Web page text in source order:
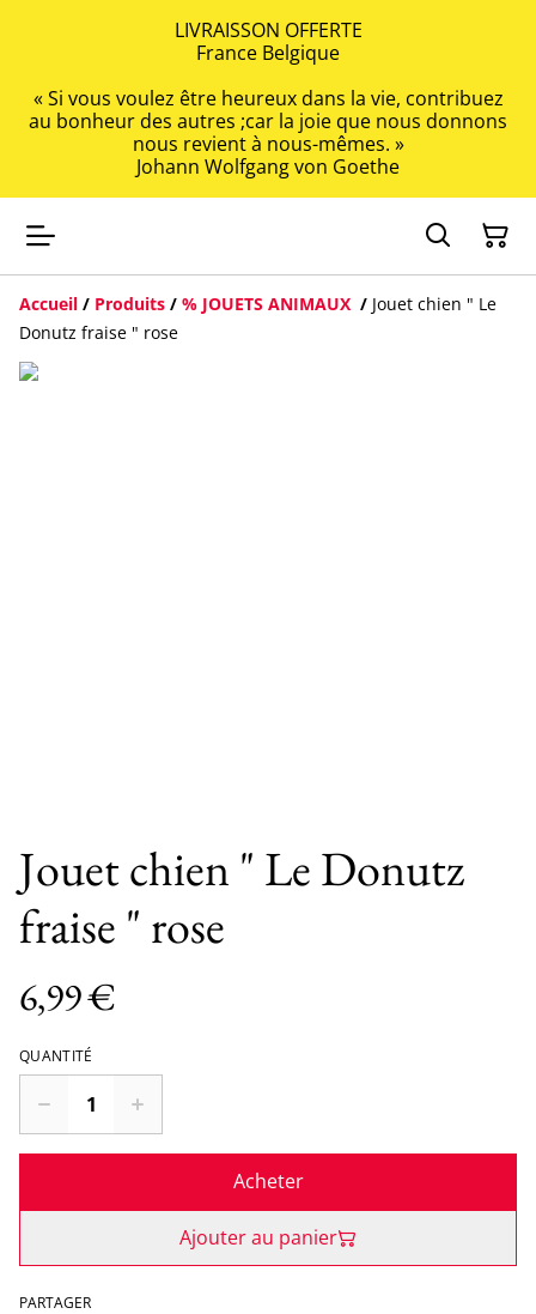
LIVRAISSON OFFERTE
France Belgique
« Si vous voulez être heureux dans la vie, contribuez
au bonheur des autres ;car la joie que nous donnons
nous revient à nous-mêmes. »
Johann Wolfgang von Goethe
Accueil / Produits / % JOUETS ANIMAUX / Jouet chien " Le
Donutz fraise " rose
Jouet chien " Le Donutz
fraise " rose
6,99 €
QUANTITÉ
Acheter
Ajouter au panier
PARTAGER